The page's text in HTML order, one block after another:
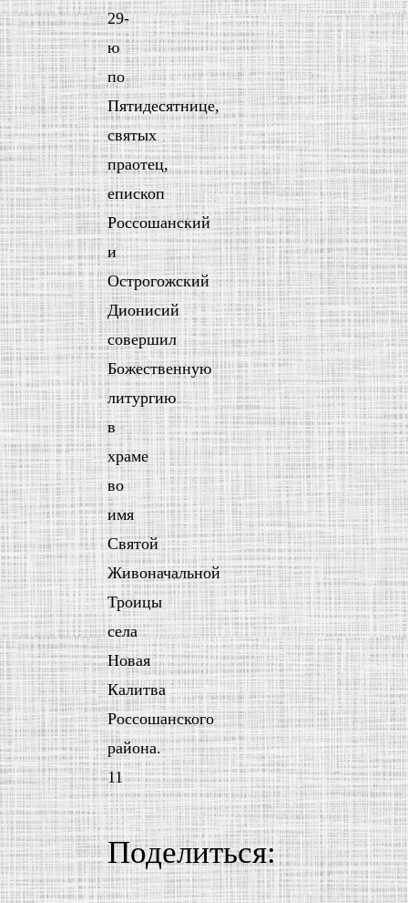
29-
ю
по
Пятидесятнице,
святых
праотец,
епископ
Россошанский
и
Острогожский
Дионисий
совершил
Божественную
литургию
в
храме
во
имя
Святой
Живоначальной
Троицы
села
Новая
Калитва
Россошанского
района.
11
Поделиться: